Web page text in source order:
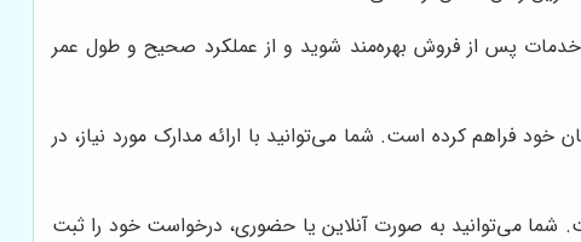
پس از فروش بهره‌مند شوید و از عملکرد صحیح و طول عمر
فراهم کرده است. شما می‌توانید با ارائه مدارک مورد نیاز، در
شما می‌توانید به صورت آنلاین یا حضوری، درخواست خود را ثبت